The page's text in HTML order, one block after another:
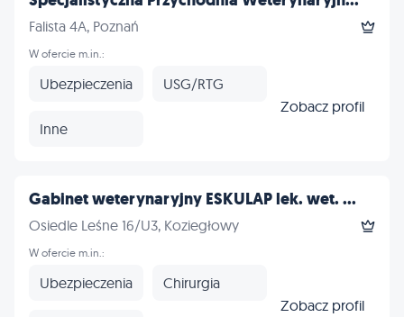
Falista 4A, Poznań
W ofercie m.in.:
Ubezpieczenia USG/RTG
Inne
Zobacz profil
Gabinet weterynaryjny ESKULAP lek. wet. ...
Osiedle Leśne 16/U3, Koziegłowy
W ofercie m.in.:
Ubezpieczenia Chirurgia
Zobacz profil